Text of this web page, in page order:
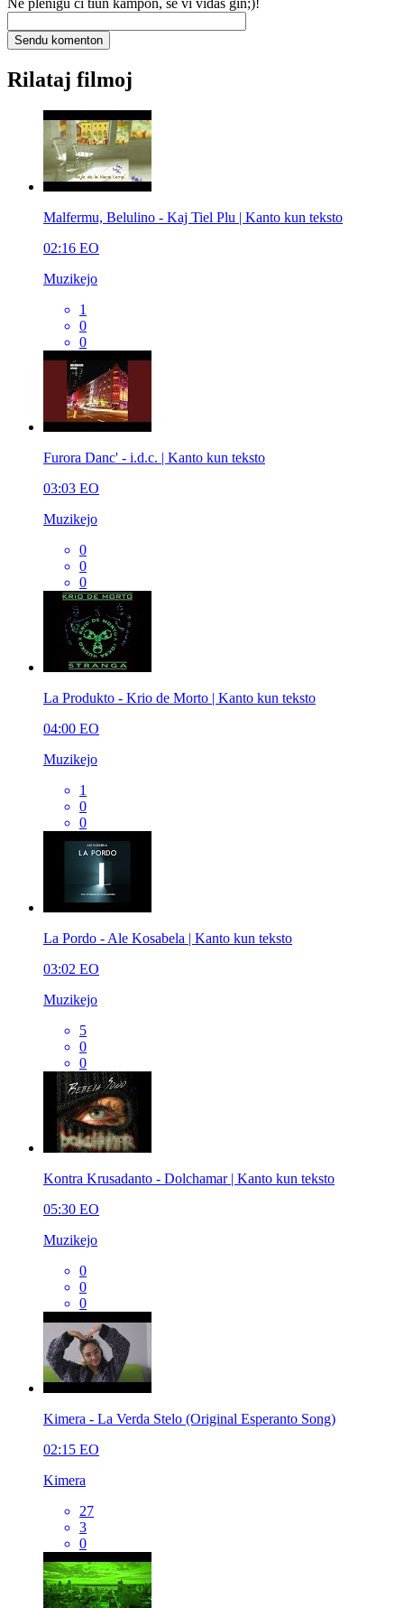
Rilataj filmoj
Malfermu, Belulino - Kaj Tiel Plu | Kanto kun teksto
02:16 EO
Muzikejo
1
0
0
Furora Danc' - i.d.c. | Kanto kun teksto
03:03 EO
Muzikejo
0
0
0
La Produkto - Krio de Morto | Kanto kun teksto
04:00 EO
Muzikejo
1
0
0
La Pordo - Ale Kosabela | Kanto kun teksto
03:02 EO
Muzikejo
5
0
0
Kontra Krusadanto - Dolchamar | Kanto kun teksto
05:30 EO
Muzikejo
0
0
0
Kimera - La Verda Stelo (Original Esperanto Song)
02:15 EO
Kimera
27
3
0